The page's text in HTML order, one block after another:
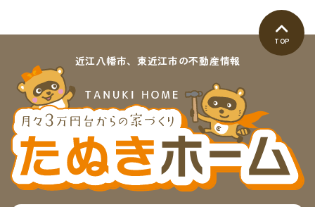
TOP
近江八幡市、東近江市の不動産情報